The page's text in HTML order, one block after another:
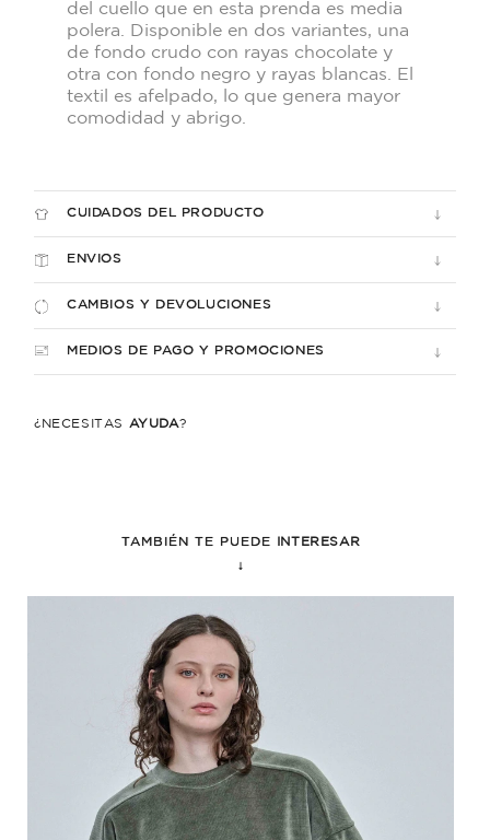
del cuello que en esta prenda es media
polera. Disponible en dos variantes, una
de fondo crudo con rayas chocolate y
otra con fondo negro y rayas blancas. El
textil es afelpado, lo que genera mayor
comodidad y abrigo.
CUIDADOS DEL PRODUCTO
ENVIOS
CAMBIOS Y DEVOLUCIONES
MEDIOS DE PAGO Y PROMOCIONES
¿NECESITÁS AYUDA?
TAMBIÉN TE PUEDE
INTERESAR
↓